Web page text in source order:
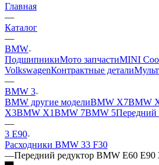
Главная
—
Каталог
—
BMW
ПодшипникиМото запчастиMINI
VolkswagenКонтрактные детали
—
BMW 3
BMW другие моделиBMW X7BMW
X3BMW X1BMW 7BMW 5Передний
—
3 E90
Расходники BMW 33 F30
—Передний редуктор BMW Е60 Е90